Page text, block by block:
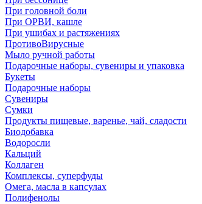
При головной боли
При ОРВИ, кашле
При ушибах и растяжениях
ПротивоВирусные
Мыло ручной работы
Подарочные наборы, сувениры и упаковка
Букеты
Подарочные наборы
Сувениры
Сумки
Продукты пищевые, варенье, чай, сладости
Биодобавка
Водоросли
Кальций
Коллаген
Комплексы, суперфуды
Омега, масла в капсулах
Полифенолы